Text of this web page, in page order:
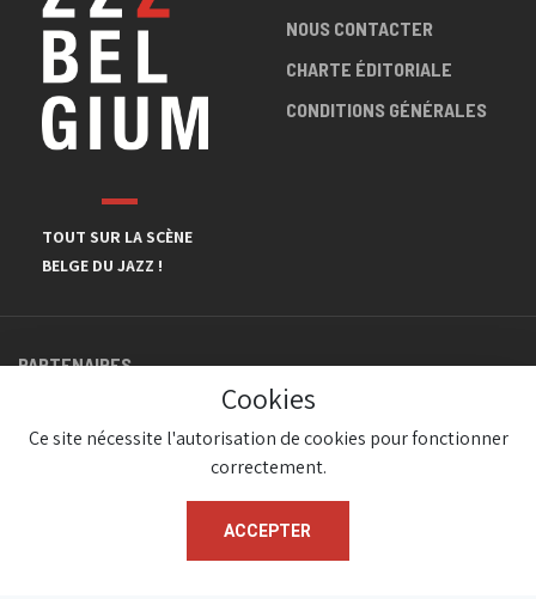
TOUT SUR LA SCÈNE
BELGE DU JAZZ !
NOUS CONTACTER
CHARTE ÉDITORIALE
CONDITIONS GÉNÉRALES
PARTENAIRES
© JazzInBelgium 2026 ( Version 1.1.2)
Cookies
Ce site nécessite l'autorisation de cookies pour fonctionner
correctement.
ACCEPTER